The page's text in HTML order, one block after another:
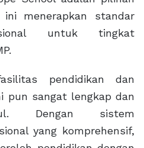
menerapkan standar
untuk tingkat
pendidikan dan
pun sangat lengkap dan
Dengan sistem
yang komprehensif,